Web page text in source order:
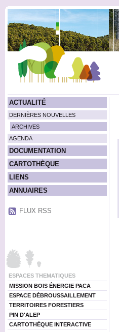
ACTUALITÉ
DERNIÈRES NOUVELLES
ARCHIVES
AGENDA
DOCUMENTATION
CARTOTHÈQUE
LIENS
ANNUAIRES
FLUX RSS
ESPACES THEMATIQUES
MISSION BOIS ÉNERGIE PACA
ESPACE DÉBROUSSAILLEMENT
TERRITOIRES FORESTIERS
PIN D'ALEP
CARTOTHÈQUE INTERACTIVE